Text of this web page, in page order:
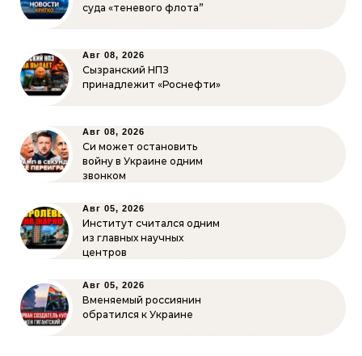
суда «теневого флота”
Авг 08, 2026
Сызранский НПЗ
принадлежит «Роснефти»
Авг 08, 2026
Си может остановить
войну в Украине одним
звонком
Авг 05, 2026
Институт считался одним
из главных научных
центров
Авг 05, 2026
Вменяемый россиянин
обратился к Украине